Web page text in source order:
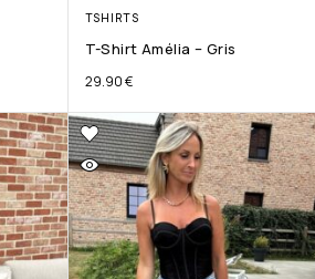
TSHIRTS
T-Shirt Amélia – Gris
29.90€